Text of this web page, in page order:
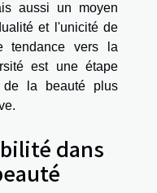
aussi un moyen
et l'unicité de
tendance vers la
est une étape
de la beauté plus
dans